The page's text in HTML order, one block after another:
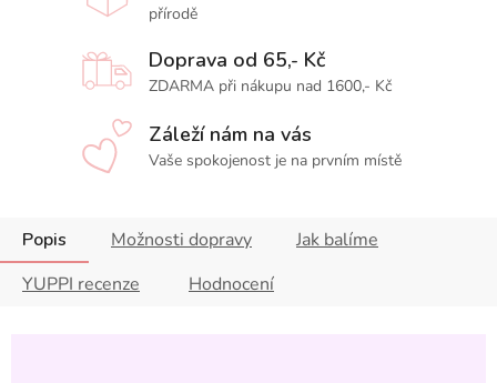
přírodě
Doprava od 65,- Kč
ZDARMA při nákupu nad 1600,- Kč
Záleží nám na vás
Vaše spokojenost je na prvním místě
Popis Možnosti dopravy
Jak balíme
YUPPI recenze
Hodnocení